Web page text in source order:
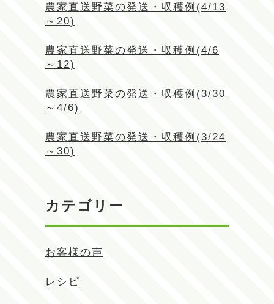
農家直送野菜の発送・収穫例(4/13
～20)
農家直送野菜の発送・収穫例(4/6
～12)
農家直送野菜の発送・収穫例(3/30
～4/6)
農家直送野菜の発送・収穫例(3/24
～30)
カテゴリー
お客様の声
レシピ